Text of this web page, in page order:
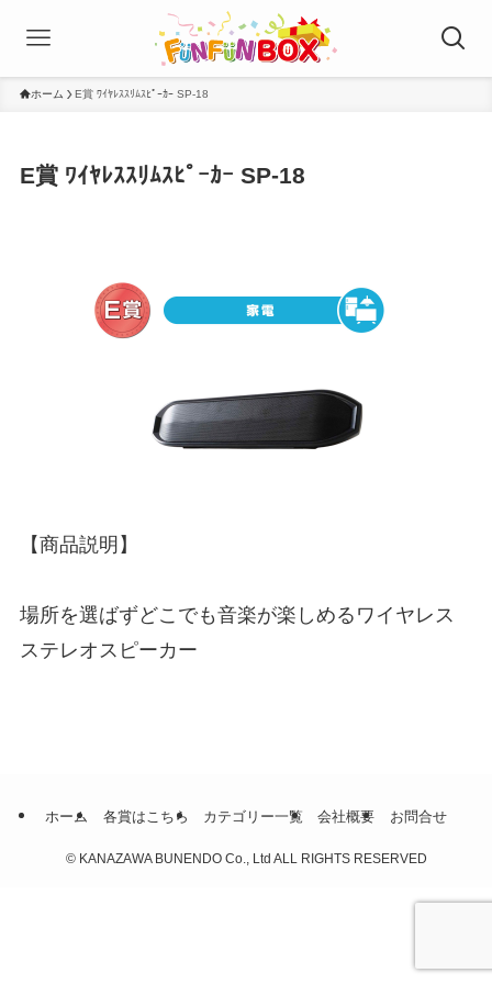
ホーム E賞 ﾜｲﾔﾚｽｽﾘﾑｽﾋﾟｰｶｰ SP-18
E賞 ﾜｲﾔﾚｽｽﾘﾑｽﾋﾟｰｶｰ SP-18
【商品説明】
場所を選ばずどこでも音楽が楽しめるワイヤレス
ステレオスピーカー
ホーム 各賞はこちら カテゴリー一覧 会社概要 お問合せ
©KANAZAWA BUNENDO Co., Ltd ALL RIGHTS RESERVED